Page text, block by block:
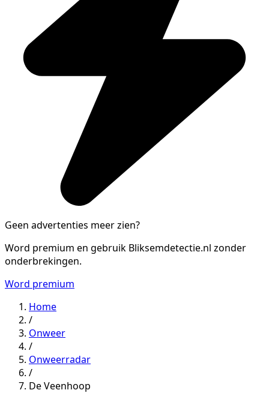
Geen advertenties meer zien?
Word premium en gebruik Bliksemdetectie.nl zonder
onderbrekingen.
Word premium
Home
/
Onweer
/
Onweerradar
/
De Veenhoop